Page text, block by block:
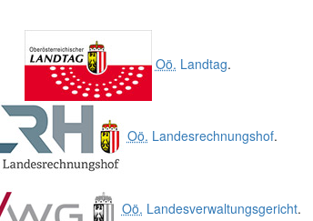
Oö. Landtag.
Oö. Landesrechnungshof.
Oö. Landesverwaltungsgericht.